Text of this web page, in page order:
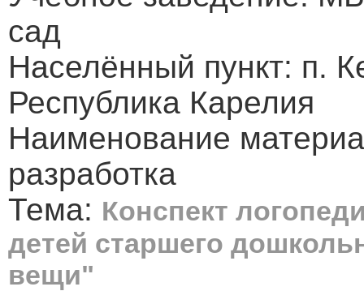
сад
Населённый пункт: п.
Республика Карелия
Наименование
разработка
Тема: Конспект
детей старшего
вещи"